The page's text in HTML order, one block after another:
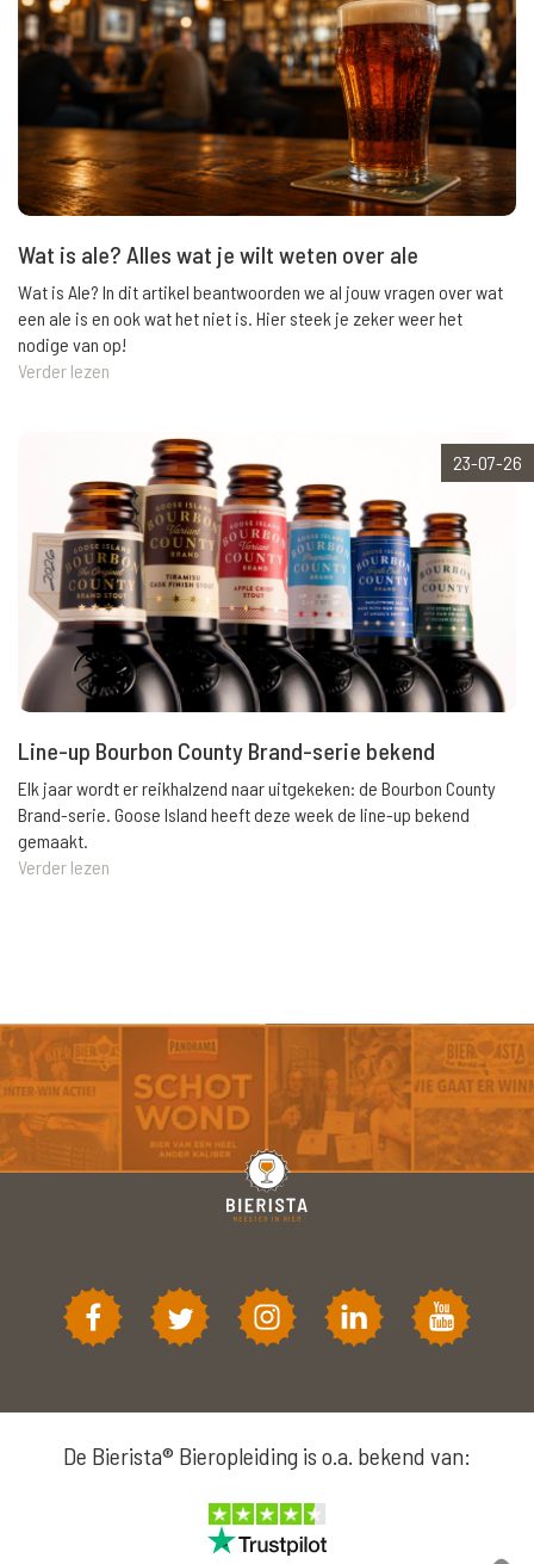
Wat is ale? Alles wat je wilt weten over ale
Wat is Ale? In dit artikel beantwoorden we al jouw vragen over wat
een ale is en ook wat het niet is. Hier steek je zeker weer het
nodige van op!
Verder lezen
23-07-26
Line-up Bourbon County Brand-serie bekend
Elk jaar wordt er reikhalzend naar uitgekeken: de Bourbon County
Brand-serie. Goose Island heeft deze week de line-up bekend
gemaakt.
Verder lezen
De Bierista® Bieropleiding is o.a. bekend van: